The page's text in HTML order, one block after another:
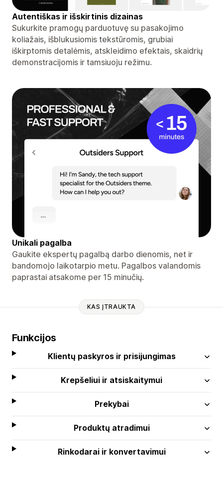
Autentiškas ir išskirtinis dizainas
Sukurkite pramogų parduotuvę su pasakojimo
koliažais, išblukusiomis tekstūromis, grubiai
iškirptomis detalėmis, atskleidimo efektais, skaidrių
demonstracijomis ir tamsiuoju režimu.
Unikali pagalba
Gaukite ekspertų pagalbą darbo dienomis, net ir
bandomojo laikotarpio metu. Pagalbos valandomis
paprastai atsakome per 15 minučių.
KAS ĮTRAUKTA
Funkcijos
Klientų paskyros ir prisijungimas
Krepšeliui ir atsiskaitymui
Prekybai
Produktų atradimui
Rinkodarai ir konvertavimui